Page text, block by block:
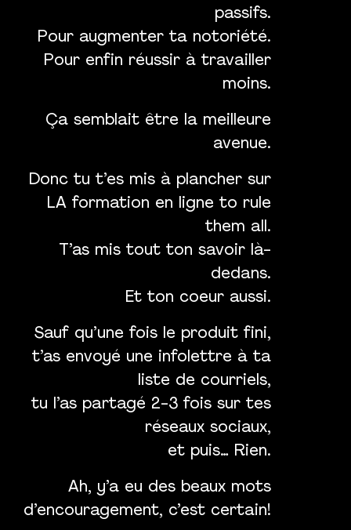
passifs.
Pour augmenter ta notoriété.
Pour enfin réussir à travailler
moins.
Ça semblait être la meilleure
avenue.
Donc tu t’es mis à plancher sur
LA formation en ligne to rule
them all.
T’as mis tout ton savoir là-
dedans.
Et ton coeur aussi.
Sauf qu’une fois le produit fini,
t’as envoyé une infolettre à ta
liste de courriels,
tu l’as partagé 2-3 fois sur tes
réseaux sociaux,
et puis… Rien.
Ah, y’a eu des beaux mots
d’encouragement, c’est certain!